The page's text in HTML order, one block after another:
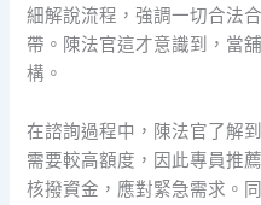
細解說流程，強調一切合法
帶。陳法官這才意識到，當
構。
在諮詢過程中，陳法官了解
需要較高額度，因此專員推
核撥資金，應對緊急需求。